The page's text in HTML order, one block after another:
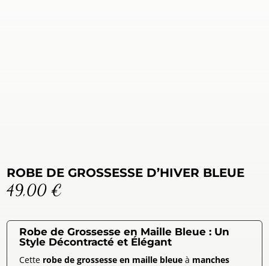
ROBE DE GROSSESSE D’HIVER BLEUE
49,00€
Robe de Grossesse en Maille Bleue : Un
Style Décontracté et Élégant
Cette robe de grossesse en maille bleue à manches